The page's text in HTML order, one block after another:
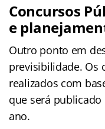
Concursos
e
Outro ponto em
previsibilidade. Os
realizados com
que será
ano.